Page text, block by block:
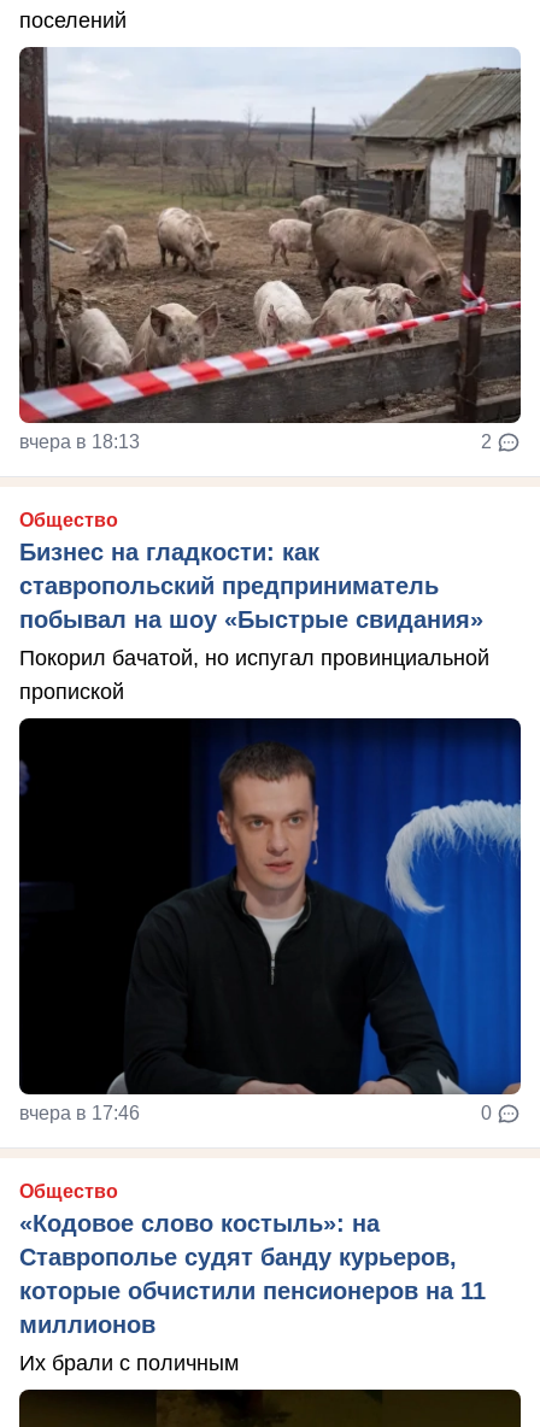
поселений
вчера в 18:13 2
Общество
Бизнес на гладкости: как
ставропольский предприниматель
побывал на шоу «Быстрые свидания»
Покорил бачатой, но испугал провинциальной
пропиской
вчера в 17:46 0
Общество
«Кодовое слово костыль»: на
Ставрополье судят банду курьеров,
которые обчистили пенсионеров на 11
миллионов
Их брали с поличным